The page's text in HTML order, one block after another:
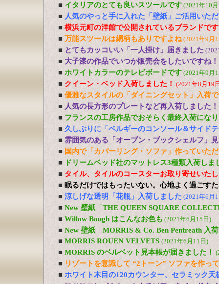
■ イタリアのとても良いスツールです (2021年10
■ 人気のやっと手に入れた「壁紙」ご活用いた
■ 横浜元町の洋館で公開されているブランドで
■ 万能スツールは網柄もありですよね(2021年9月
■ とてもカッコいい「一人掛け」届きました
■ 大子漆の作品でいつか販売会をしたいですね！
■ ホワイトカラーのテレビボードです (2021年9月
■ クイーン・ベッド入荷しました！ (2021年8月19
■ 優雅なスタイルの「ダイニングセット」入荷
■ 人気の長方形のプレートなど再入荷しました！
■ フランスの工房作品でおそらく最終入荷にな
■ 久しぶりに「ベルギーのコンソール＆サイド
■ 雰囲気のある「オープン・ブックシェルフ」
■ 国内で「カバーリング・ソファ」作っていた
■
ドリームベッド社のマットレス3種類入荷しま
■ タイル、タイルのコースターお取り寄せいた
■ 眠るだけではもったいない。心地よく過ごす
■ 涼しげな透明「花瓶」入荷しました (2021年6月
■ New 壁紙「THE QUEEN SQUARE
■ Willow Bough はこんなお色も (2021年6月15日)
■ New 壁紙 MORRIS & Co. Ben Pentreath 入
■ MORRIS ROUEN VELVETS (2021年6月11日)
■ MORRIS のベルベット見本帳が届きました！
■ リゾートを意識して “2トーン” ソファを作っ
■ ホワイト木目の120カウンター、セラミック天